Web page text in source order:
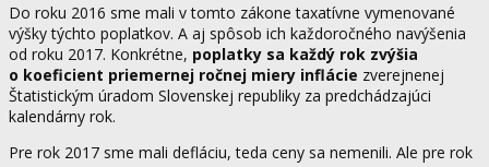
Do roku 2016 sme mali v tomto zákone taxatívne vymenované
výšky týchto poplatkov. A aj spôsob ich každoročného navýšenia
od roku 2017. Konkrétne, poplatky sa každý rok zvýšia
o koeficient priemernej ročnej miery inflácie zverejnenej
Štatistickým úradom Slovenskej republiky za predchádzajúci
kalendárny rok.
Pre rok 2017 sme mali defláciu, teda ceny sa nemenili. Ale pre rok